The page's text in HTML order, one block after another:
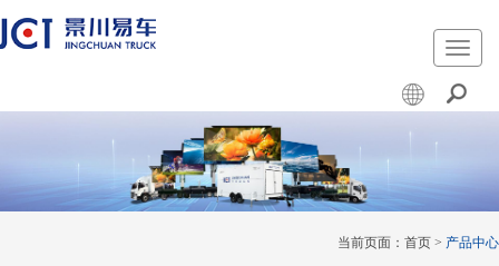
切
换
导
航
当前页面： 首页 > 产品中心